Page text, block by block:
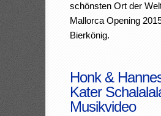
schönsten Ort der
Mallorca Opening
Bierkönig.
Honk &
Kater
Musikvideo